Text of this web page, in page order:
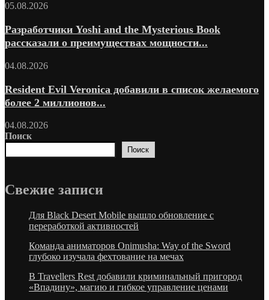
05.08.2026
Разработчики Yoshi and the Mysterious Book
рассказали о преимуществах мощности...
04.08.2026
Resident Evil Veronica добавили в список желаемого
более 2 миллионов...
04.08.2026
Поиск
Поиск
Свежие запиcи
Для Black Desert Mobile вышло обновление с
переработкой активностей
Команда аниматоров Onimusha: Way of the Sword
глубоко изучала фехтование на мечах
В Travellers Rest добавили криминальный пригород
«Впадину», магию и гибкое управление ценами